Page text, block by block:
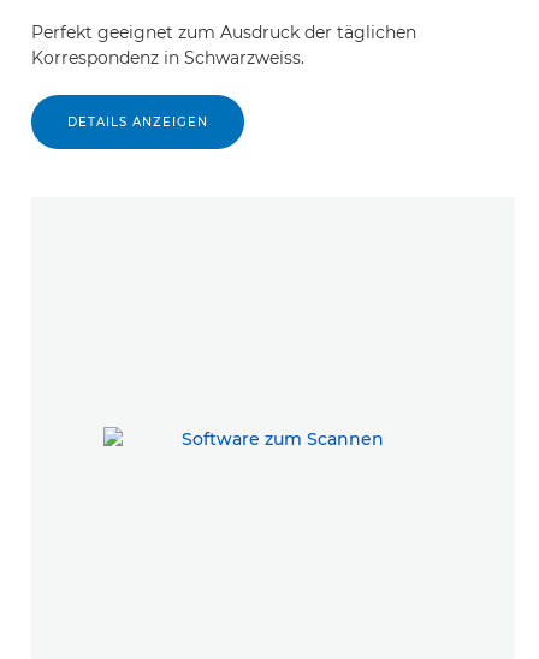
Perfekt geeignet zum Ausdruck der täglichen
Korrespondenz in Schwarzweiss.
DETAILS ANZEIGEN